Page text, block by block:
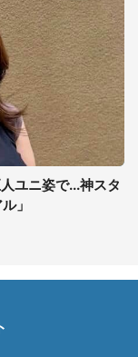
ユニ姿で...神スタ
」